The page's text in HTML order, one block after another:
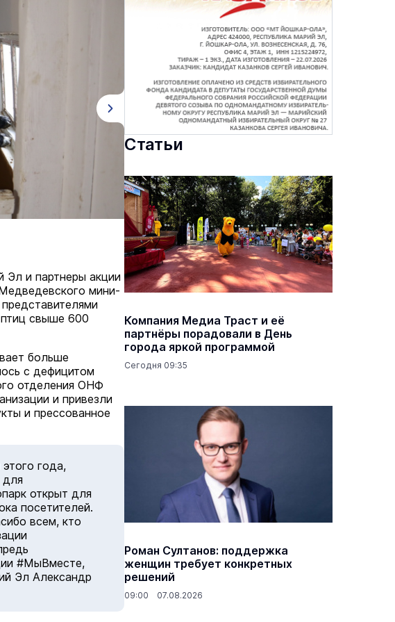
Эл и партнеры акции
мини-
свыше 600
больше
с дефицитом
отделения ОНФ
и привезли
и прессованное
года,
для
открыт для
посетителей.
всем, кто
#МыВместе,
Эл Александр
Статьи
Компания Медиа Траст и её
партнёры порадовали в День
города яркой программой
Сегодня 09:35
Роман Султанов: поддержка
женщин требует конкретных
решений
09:00 07.08.2026